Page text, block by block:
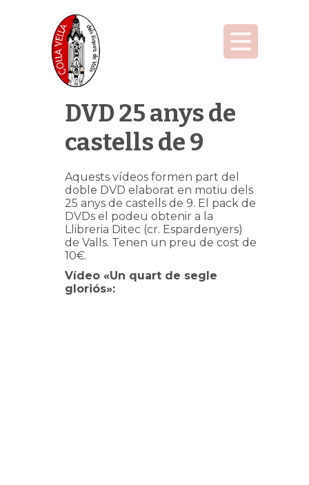
DVD 25 anys de
castells de 9
Aquests vídeos formen part del
doble DVD elaborat en motiu dels
25 anys de castells de 9. El pack de
DVDs el podeu obtenir a la
Llibreria Ditec (cr. Espardenyers)
de Valls. Tenen un preu de cost de
10€.
Vídeo «Un quart de segle
gloriós»: